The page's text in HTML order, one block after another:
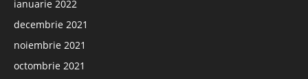
ianuarie 2022
decembrie 2021
noiembrie 2021
octombrie 2021